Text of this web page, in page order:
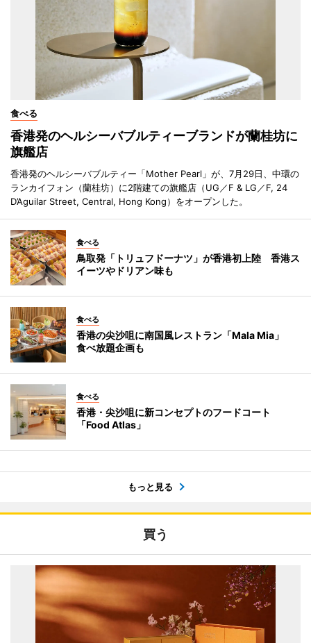
食べる
香港発のヘルシーバブルティーブランドが蘭桂坊に
旗艦店
香港発のヘルシーバブルティー「Mother Pearl」が、7月29日、中環の
ランカイフォン（蘭桂坊）に2階建ての旗艦店（UG／F & LG／F, 24
D’Aguilar Street, Central, Hong Kong）をオープンした。
食べる
鳥取発「トリュフドーナツ」が香港初上陸 香港ス
イーツやドリアン味も
食べる
香港の尖沙咀に南国風レストラン「Mala Mia」
食べ放題企画も
食べる
香港・尖沙咀に新コンセプトのフードコート
「Food Atlas」
もっと見る
買う